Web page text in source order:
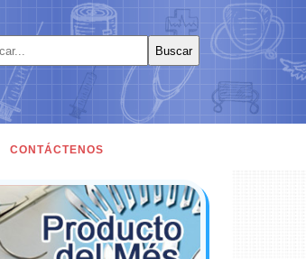
CONTÁCTENOS